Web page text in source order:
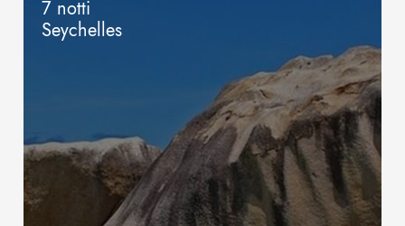
7 notti
Seychelles